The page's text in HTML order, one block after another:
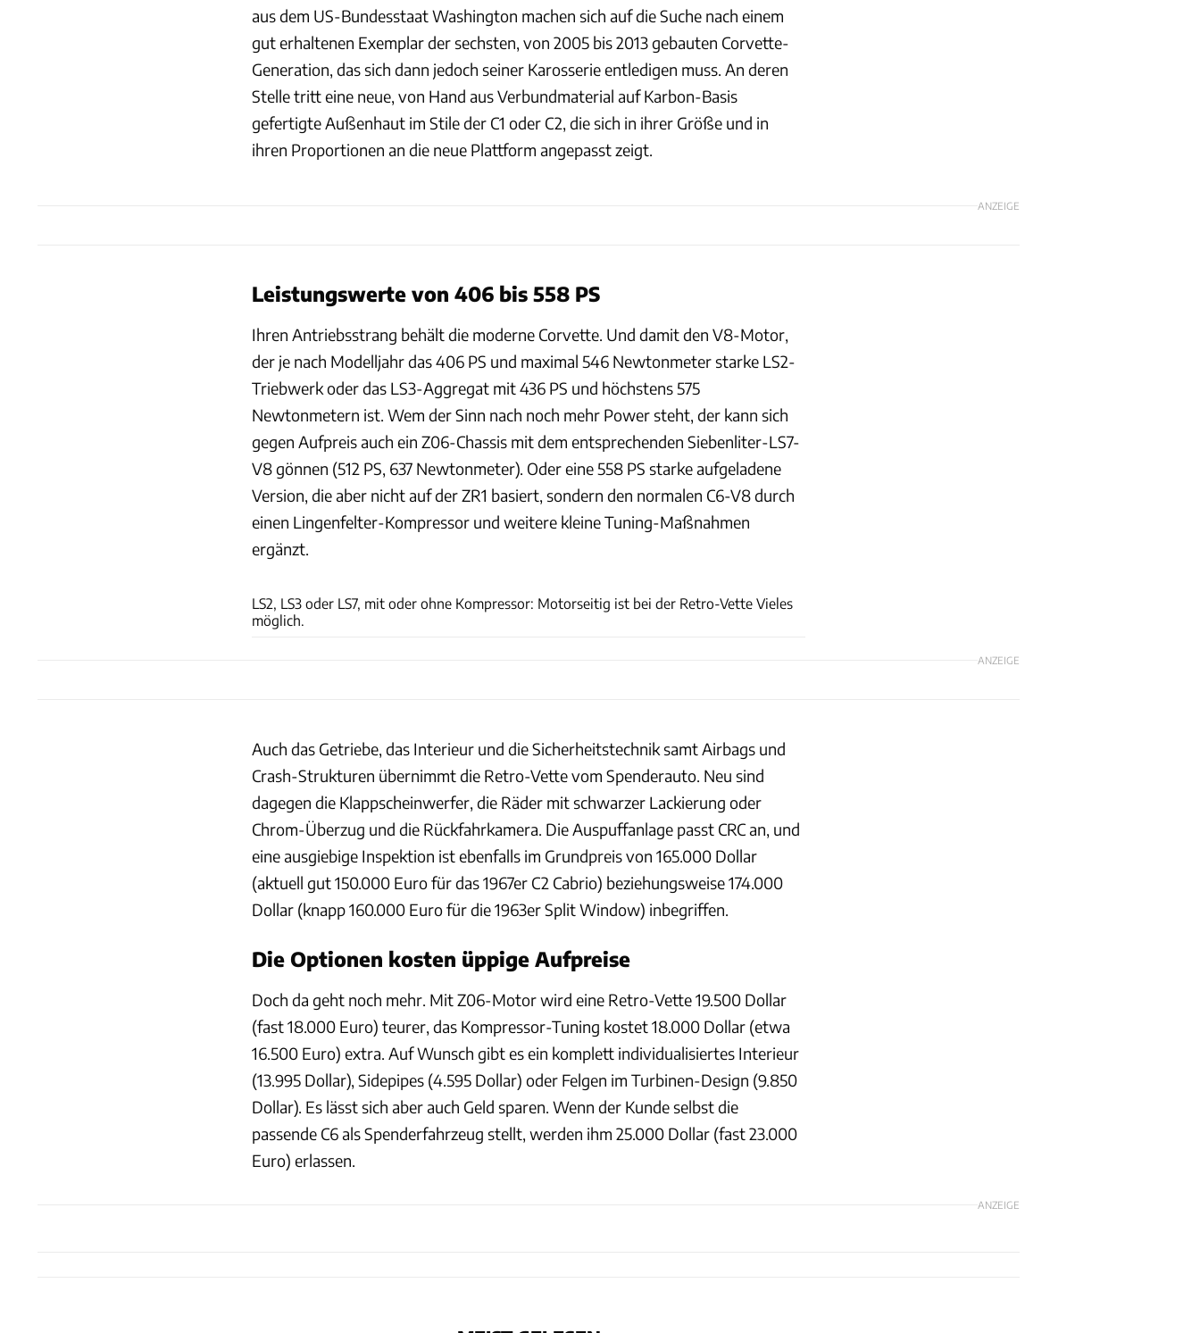
aus dem US-Bundesstaat Washington machen sich auf die Suche nach einem
gut erhaltenen Exemplar der sechsten, von 2005 bis 2013 gebauten Corvette-
Generation, das sich dann jedoch seiner Karosserie entledigen muss. An deren
Stelle tritt eine neue, von Hand aus Verbundmaterial auf Karbon-Basis
gefertigte Außenhaut im Stile der C1 oder C2, die sich in ihrer Größe und in
ihren Proportionen an die neue Plattform angepasst zeigt.
ANZEIGE
Leistungswerte von 406 bis 558 PS
Ihren Antriebsstrang behält die moderne Corvette. Und damit den V8-Motor,
der je nach Modelljahr das 406 PS und maximal 546 Newtonmeter starke LS2-
Triebwerk oder das LS3-Aggregat mit 436 PS und höchstens 575
Newtonmetern ist. Wem der Sinn nach noch mehr Power steht, der kann sich
gegen Aufpreis auch ein Z06-Chassis mit dem entsprechenden Siebenliter-LS7-
V8 gönnen (512 PS, 637 Newtonmeter). Oder eine 558 PS starke aufgeladene
Version, die aber nicht auf der ZR1 basiert, sondern den normalen C6-V8 durch
einen Lingenfelter-Kompressor und weitere kleine Tuning-Maßnahmen
ergänzt.
LS2, LS3 oder LS7, mit oder ohne Kompressor: Motorseitig ist bei der Retro-Vette Vieles
möglich.
ANZEIGE
Auch das Getriebe, das Interieur und die Sicherheitstechnik samt Airbags und
Crash-Strukturen übernimmt die Retro-Vette vom Spenderauto. Neu sind
dagegen die Klappscheinwerfer, die Räder mit schwarzer Lackierung oder
Chrom-Überzug und die Rückfahrkamera. Die Auspuffanlage passt CRC an, und
eine ausgiebige Inspektion ist ebenfalls im Grundpreis von 165.000 Dollar
(aktuell gut 150.000 Euro für das 1967er C2 Cabrio) beziehungsweise 174.000
Dollar (knapp 160.000 Euro für die 1963er Split Window) inbegriffen.
Die Optionen kosten üppige Aufpreise
Doch da geht noch mehr. Mit Z06-Motor wird eine Retro-Vette 19.500 Dollar
(fast 18.000 Euro) teurer, das Kompressor-Tuning kostet 18.000 Dollar (etwa
16.500 Euro) extra. Auf Wunsch gibt es ein komplett individualisiertes Interieur
(13.995 Dollar), Sidepipes (4.595 Dollar) oder Felgen im Turbinen-Design (9.850
Dollar). Es lässt sich aber auch Geld sparen. Wenn der Kunde selbst die
passende C6 als Spenderfahrzeug stellt, werden ihm 25.000 Dollar (fast 23.000
Euro) erlassen.
ANZEIGE